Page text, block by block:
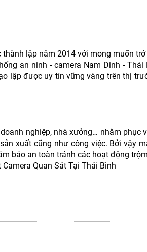
lập năm 2014 với mong muốn
an ninh - camera Nam Dinh - Thái
lập được uy tín vững vàng trên thị
nghiệp, nhà xưởng… nhằm phục
xuất cũng như công việc. Bởi vậy
bảo an toàn tránh các hoạt động
Quan Sát Tại Thái Bình